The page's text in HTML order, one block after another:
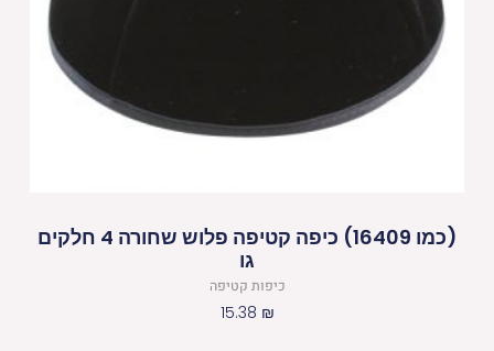
(כמו 16409) כיפה קטיפה פלוש שחורה 4 חלקים
גו
כיפות קטיפה
15.38 ₪